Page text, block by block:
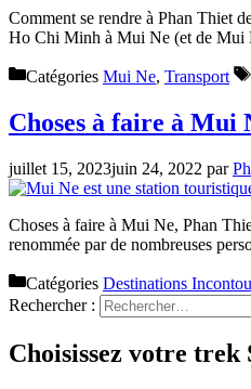
Comment se rendre à Phan Thiet
Ho Chi Minh à Mui Ne (et de
Catégories Mui Ne, Transport
Choses à faire à Mui
juillet 15, 2023juin 24, 2022 par
Choses à faire à Mui Ne, Phan
renommée par de nombreuses
Catégories Destinations
Rechercher :
Choisissez votre trek